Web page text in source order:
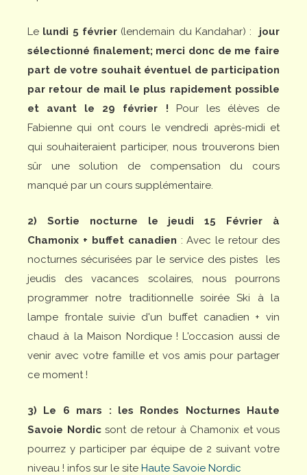
Le lundi 5 février (lendemain du Kandahar) : jour
sélectionné finalement; merci donc de me faire
part de votre souhait éventuel de participation
par retour de mail le plus rapidement possible
et avant le 29 février ! Pour les élèves de
Fabienne qui ont cours le vendredi après-midi et
qui souhaiteraient participer, nous trouverons bien
sûr une solution de compensation du cours
manqué par un cours supplémentaire.
2) Sortie nocturne le jeudi 15 Février à
Chamonix + buffet canadien : Avec le retour des
nocturnes sécurisées par le service des pistes les
jeudis des vacances scolaires, nous pourrons
programmer notre traditionnelle soirée Ski à la
lampe frontale suivie d'un buffet canadien + vin
chaud à la Maison Nordique ! L'occasion aussi de
venir avec votre famille et vos amis pour partager
ce moment !
3) Le 6 mars : les Rondes Nocturnes Haute
Savoie Nordicsont de retour à Chamonix et vous
pourrez y participer par équipe de 2 suivant votre
niveau ! infos sur le site Haute Savoie Nordic